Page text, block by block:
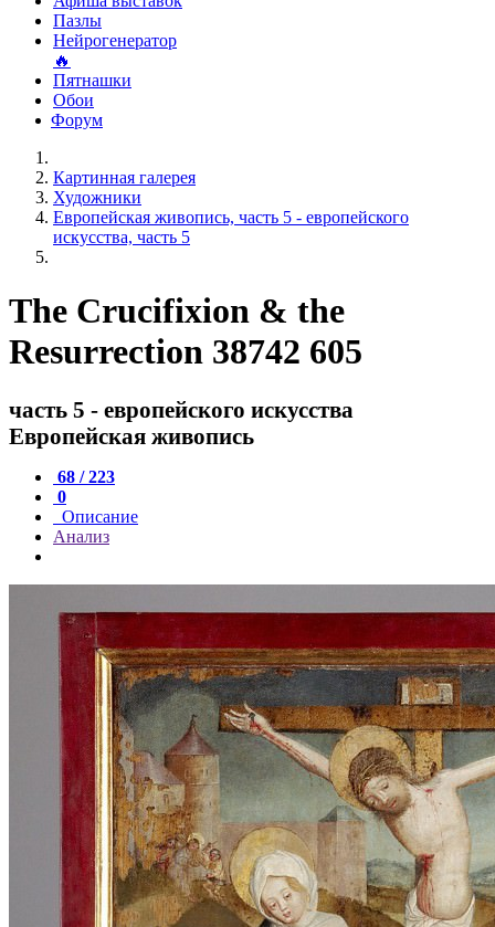
Пазлы
Нейрогенератор
🔥
Пятнашки
Обои
Форум
Картинная галерея
Художники
Европейская живопись, часть 5 - европейского
искусства, часть 5
The Crucifixion & the
Resurrection 38742 605
часть 5 - европейского искусства
Европейская живопись
68 / 223
0
Описание
Анализ